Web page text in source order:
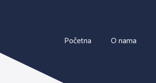
Početna O nama